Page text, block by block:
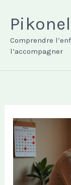
contenu
Comprendre
l’accompagner